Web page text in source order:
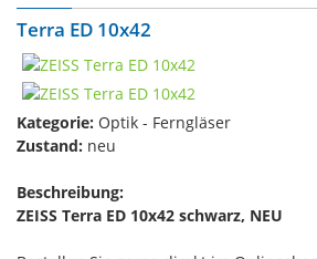
Terra ED 10x42
Kategorie: Optik - Ferngläser
Zustand: neu
Beschreibung:
ZEISS Terra ED 10x42 schwarz, NEU